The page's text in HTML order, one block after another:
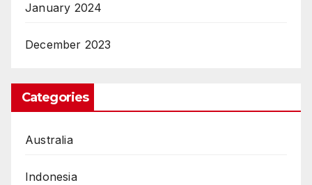
January 2024
December 2023
Categories
Australia
Indonesia